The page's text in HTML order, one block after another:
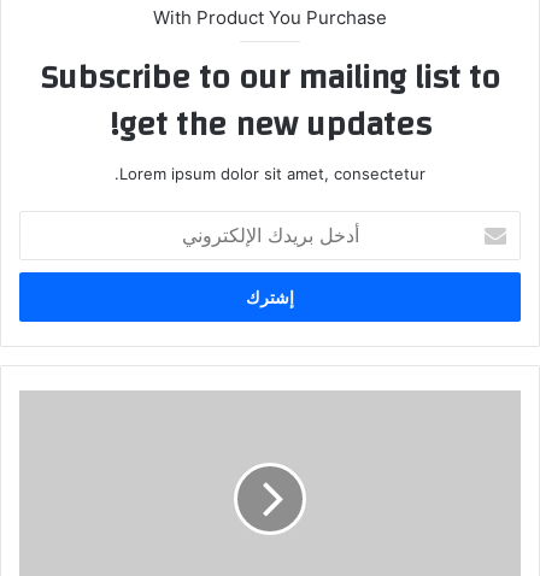
With Product You Purchase
Subscribe to our mailing list to
get the new updates!
Lorem ipsum dolor sit amet, consectetur.
بريدك
الإلكتروني